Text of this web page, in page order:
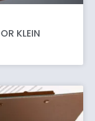
KLEIN